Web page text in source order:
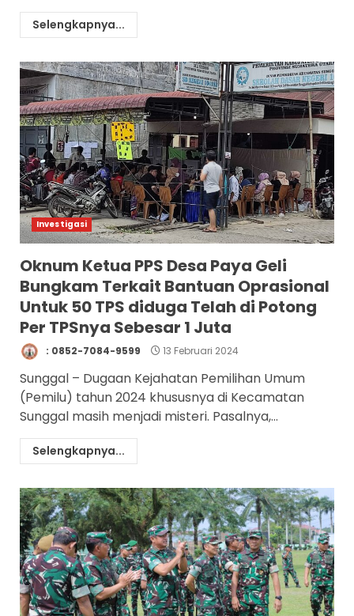
Selengkapnya...
Investigasi
Oknum Ketua PPS Desa Paya Geli
Bungkam Terkait Bantuan Oprasional
Untuk 50 TPS diduga Telah di Potong
Per TPSnya Sebesar 1 Juta
: 0852-7084-9599 13 Februari 2024
Sunggal – Dugaan Kejahatan Pemilihan Umum
(Pemilu) tahun 2024 khususnya di Kecamatan
Sunggal masih menjadi misteri. Pasalnya,...
Selengkapnya...